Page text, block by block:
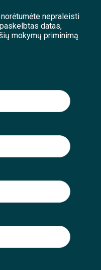
nepraleisti
datas,
mokymų priminimą